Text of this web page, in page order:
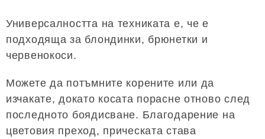
Универсалността на техниката е, че е
подходяща за блондинки, брюнетки и
червенокоси.
Можете да потъмните корените или да
изчакате, докато косата порасне отново след
последното боядисване. Благодарение на
цветовия преход, прическата става